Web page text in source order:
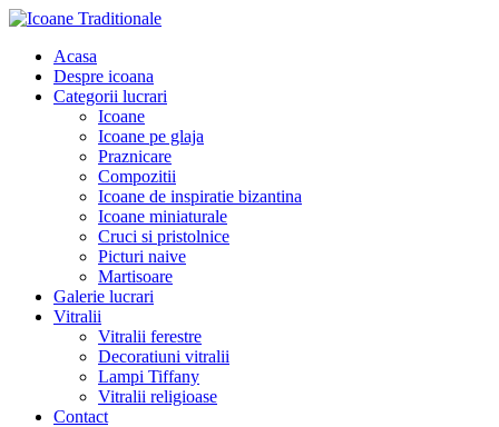
Acasa
Despre icoana
Categorii lucrari
Icoane
Icoane pe glaja
Praznicare
Compozitii
Icoane de inspiratie bizantina
Icoane miniaturale
Cruci si pristolnice
Picturi naive
Martisoare
Galerie lucrari
Vitralii
Vitralii ferestre
Decoratiuni vitralii
Lampi Tiffany
Vitralii religioase
Contact